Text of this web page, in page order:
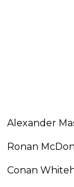
Alexander
Ronan
Conan